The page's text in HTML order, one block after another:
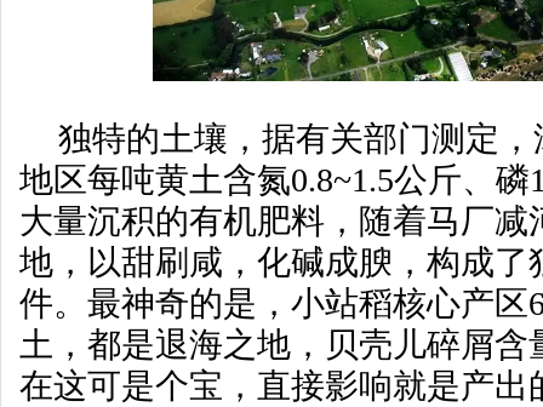
独特的土壤，据有关部门测定
地区每吨黄土含氮0.8~1.5公斤、磷
大量沉积的有机肥料，随着马厂减
地，以甜刷咸，化碱成腴，构成了
件。最神奇的是，小站稻核心产区
土，都是退海之地，贝壳儿碎屑
在这可是个宝，直接影响就是产出